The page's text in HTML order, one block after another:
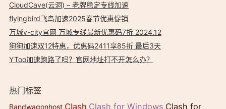
CloudCave(云洞) – 老牌稳定专线加速
flyingbird飞鸟加速2025春节优惠促销
万城v-city官网 万城专线最新优惠码7折 2024.12
狗狗加速双12特惠，优惠码2411享85折 最后3天
YToo加速跑路了吗？官网地址打不开怎么办？
热门标签
Bandwagonhost Clash Clash for Windows Clash for